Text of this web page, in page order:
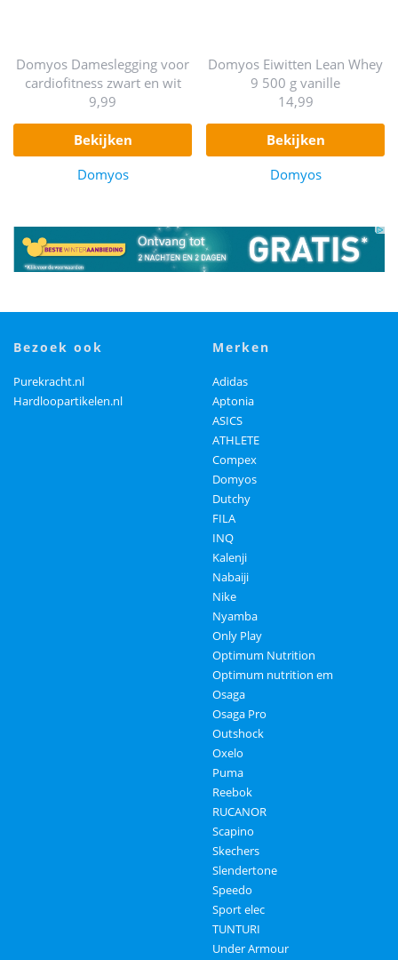
Domyos Dameslegging voor
cardiofitness zwart en wit
9,99
bekijken
Domyos
Domyos Eiwitten Lean Whey
9 500 g vanille
14,99
bekijken
Domyos
bezoek ook
Purekracht.nl
Hardloopartikelen.nl
merken
Adidas
Aptonia
ASICS
ATHLETE
Compex
Domyos
Dutchy
FILA
INQ
Kalenji
Nabaiji
Nike
Nyamba
Only Play
Optimum Nutrition
Optimum nutrition em
Osaga
Osaga Pro
Outshock
Oxelo
Puma
Reebok
RUCANOR
Scapino
Skechers
Slendertone
Speedo
Sport elec
TUNTURI
Under Armour